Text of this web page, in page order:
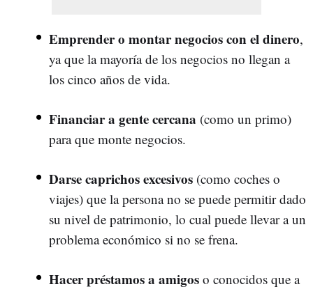
Emprender o montar negocios con el dinero,
ya que la mayoría de los negocios no llegan a
los cinco años de vida.
Financiar a gente cercana (como un primo)
para que monte negocios.
Darse caprichos excesivos (como coches o
viajes) que la persona no se puede permitir dado
su nivel de patrimonio, lo cual puede llevar a un
problema económico si no se frena.
Hacer préstamos a amigos o conocidos que a